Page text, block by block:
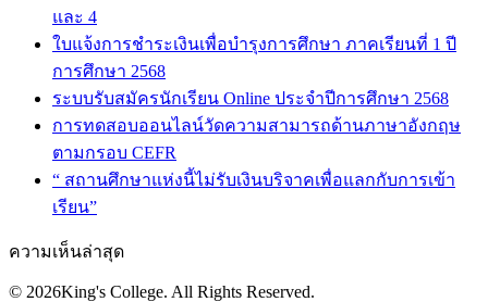
และ 4
ใบแจ้งการชำระเงินเพื่อบำรุงการศึกษา ภาคเรียนที่ 1 ปี
การศึกษา 2568
ระบบรับสมัครนักเรียน Online ประจำปีการศึกษา 2568
การทดสอบออนไลน์วัดความสามารถด้านภาษาอังกฤษ
ตามกรอบ CEFR
“ สถานศึกษาแห่งนี้ไม่รับเงินบริจาคเพื่อแลกกับการเข้า
เรียน”
ความเห็นล่าสุด
© 2026King's College. All Rights Reserved.